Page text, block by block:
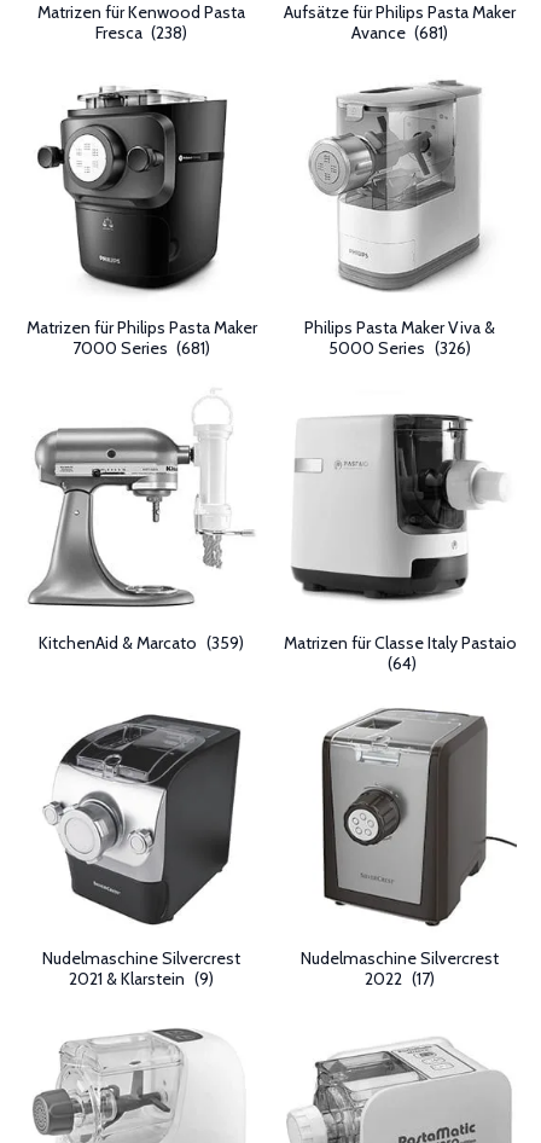
Matrizen für Kenwood Pasta
Fresca (238)
Aufsätze für Philips Pasta Maker
Avance (681)
Matrizen für Philips Pasta Maker
7000 Series (681)
Philips Pasta Maker Viva &
5000 Series (326)
KitchenAid & Marcato (359)
Matrizen für Classe Italy Pastaio
(64)
Nudelmaschine Silvercrest
2021 & Klarstein (9)
Nudelmaschine Silvercrest
2022 (17)